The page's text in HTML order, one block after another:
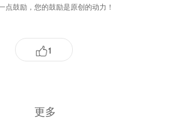
点鼓励，您的鼓励是原创的动力！
1
更多